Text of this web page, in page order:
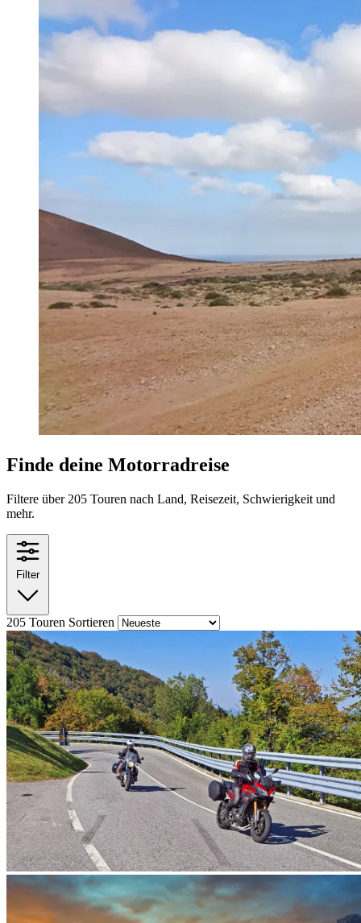
Finde deine Motorradreise
Filtere über 205 Touren nach Land, Reisezeit, Schwierigkeit und
mehr.
Filter
205 Touren Sortieren